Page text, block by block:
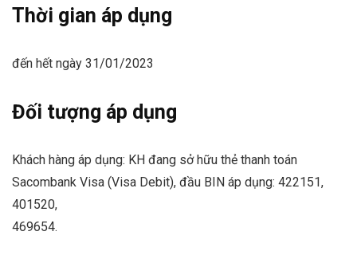
Thời gian áp dụng
đến hết ngày 31/01/2023
Đối tượng áp dụng
Khách hàng áp dụng: KH đang sở hữu thẻ thanh toán
Sacombank Visa (Visa Debit), đầu BIN áp dụng: 422151,
401520,
469654.